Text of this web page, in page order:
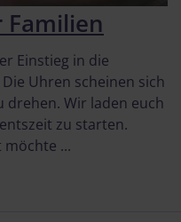
Einstieg in die
Uhren scheinen sich
drehen. Wir laden euch
zu starten.
...